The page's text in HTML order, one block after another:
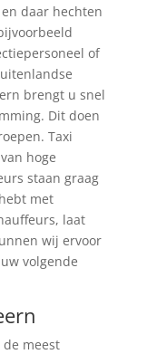
daar hechten
of
brengt u snel
Dit doen
Taxi
hoge
staan graag
met
laat
wij ervoor
volgende
meest